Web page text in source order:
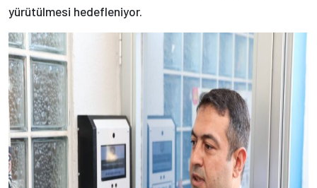
yürütülmesi hedefleniyor.